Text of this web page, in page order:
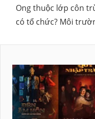
Ong thuộc lớp côn
có tổ chức? Môi